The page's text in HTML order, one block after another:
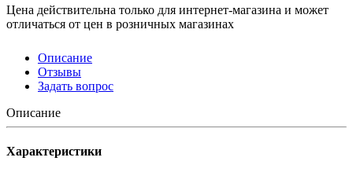
Цена действительна только для интернет-магазина и может
отличаться от цен в розничных магазинах
Описание
Отзывы
Задать вопрос
Описание
Характеристики